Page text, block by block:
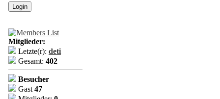
Mitglieder:
Letzte(r): deti
Gesamt: 402
Besucher
Gast 47